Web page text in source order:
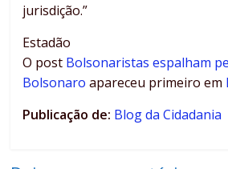
jurisdição.”
Estadão
O post Bolsonaristas espalham
Bolsonaro apareceu primeiro em
Publicação de: Blog da Cidadania